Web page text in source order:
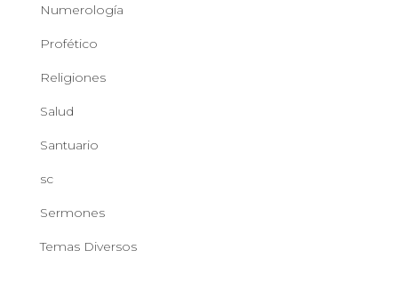
Numerología
Profético
Religiones
Salud
Santuario
sc
Sermones
Temas Diversos